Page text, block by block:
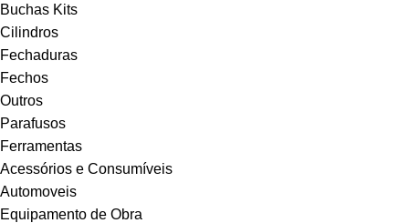
Buchas Kits
Cilindros
Fechaduras
Fechos
Outros
Parafusos
Ferramentas
Acessórios e Consumíveis
Automoveis
Equipamento de Obra